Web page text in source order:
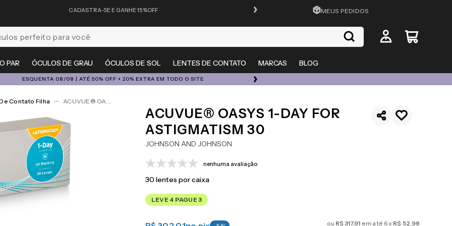
CADASTRA-SE E GANHE 15%OFF FRETE GRÁTIS EM TODO O SITE
MEUS PEDIDOS
PAR ÓCULOS DE GRAU ÓCULOS DE SOL LENTES DE CONTATO MARCAS BLOG
para você
ESQUENTA 08/08 | ATÉ 50% OFF + 20% EXTRA EM TODO O SITE ÓCULOS DE GRAU, SOL E LENTES COM ATÉ 50% OFF + 20% EXTRA
Contato Filha ACUVUE® OASYS 1-Day For Astigmatism 30
ACUVUE® OASYS 1-DAY FOR
ASTIGMATISM 30
JOHNSON AND JOHNSON
nenhuma avaliação
30lentes por caixa
LEVE 4 PAGUE 3
ou R$317,91 em até6x R$ 52,98